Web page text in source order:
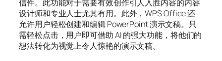
信件。此功能对于需要有效创作引人入胜内容的内容
设计师和专业人士尤其有用。此外，WPS Office 还
允许用户轻松创建和编辑 PowerPoint 演示文稿。只
需轻松点击，用户即可借助 AI 的强大功能，将他们的
想法转化为视觉上令人惊艳的演示文稿。